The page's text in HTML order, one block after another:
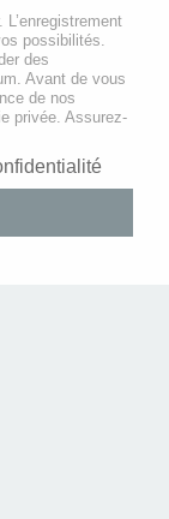
possibilités.
des
Avant de vous
de nos
privée. Assurez-